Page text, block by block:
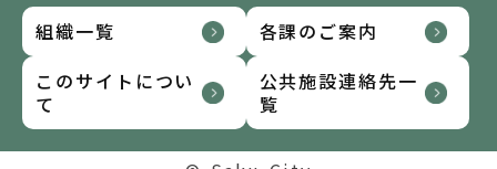
組織一覧
各課のご案内
このサイトについ
て
公共施設連絡先一
覧